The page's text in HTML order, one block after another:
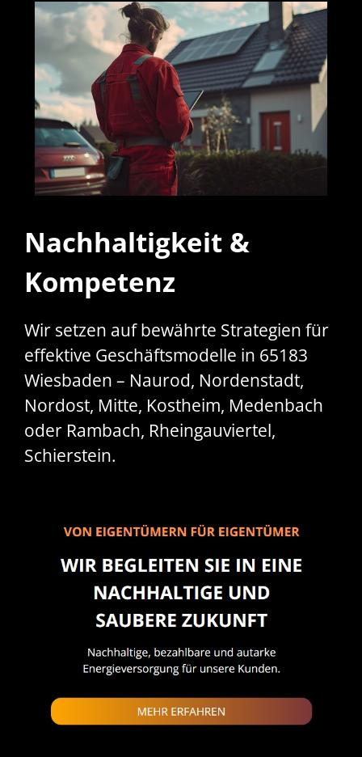
Nachhaltigkeit &
Kompetenz
Wir setzen auf bewährte Strategien für
effektive Geschäftsmodelle in 65183
Wiesbaden – Naurod, Nordenstadt,
Nordost, Mitte, Kostheim, Medenbach
oder Rambach, Rheingauviertel,
Schierstein.